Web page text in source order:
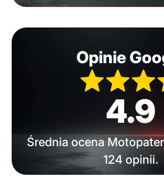
Opinie
4.9
Średnia ocena
124 opinii.